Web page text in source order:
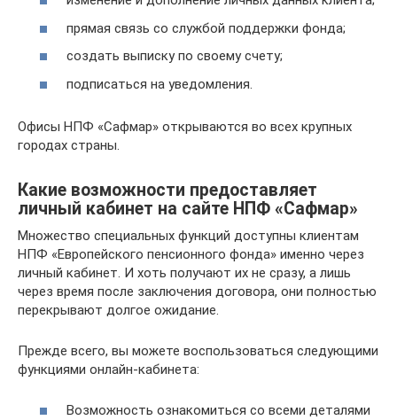
прямая связь со службой поддержки фонда;
создать выписку по своему счету;
подписаться на уведомления.
Офисы НПФ «Сафмар» открываются во всех крупных
городах страны.
Какие возможности предоставляет
личный кабинет на сайте НПФ «Сафмар»
Множество специальных функций доступны клиентам
НПФ «Европейского пенсионного фонда» именно через
личный кабинет. И хоть получают их не сразу, а лишь
через время после заключения договора, они полностью
перекрывают долгое ожидание.
Прежде всего, вы можете воспользоваться следующими
функциями онлайн-кабинета:
Возможность ознакомиться со всеми деталями